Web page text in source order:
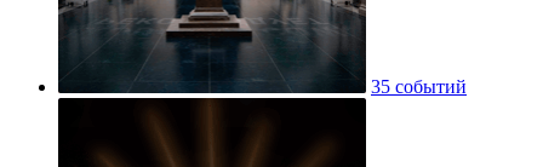
35 событий